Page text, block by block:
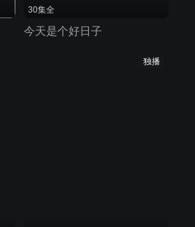
30集全
今天是个好日子
独播